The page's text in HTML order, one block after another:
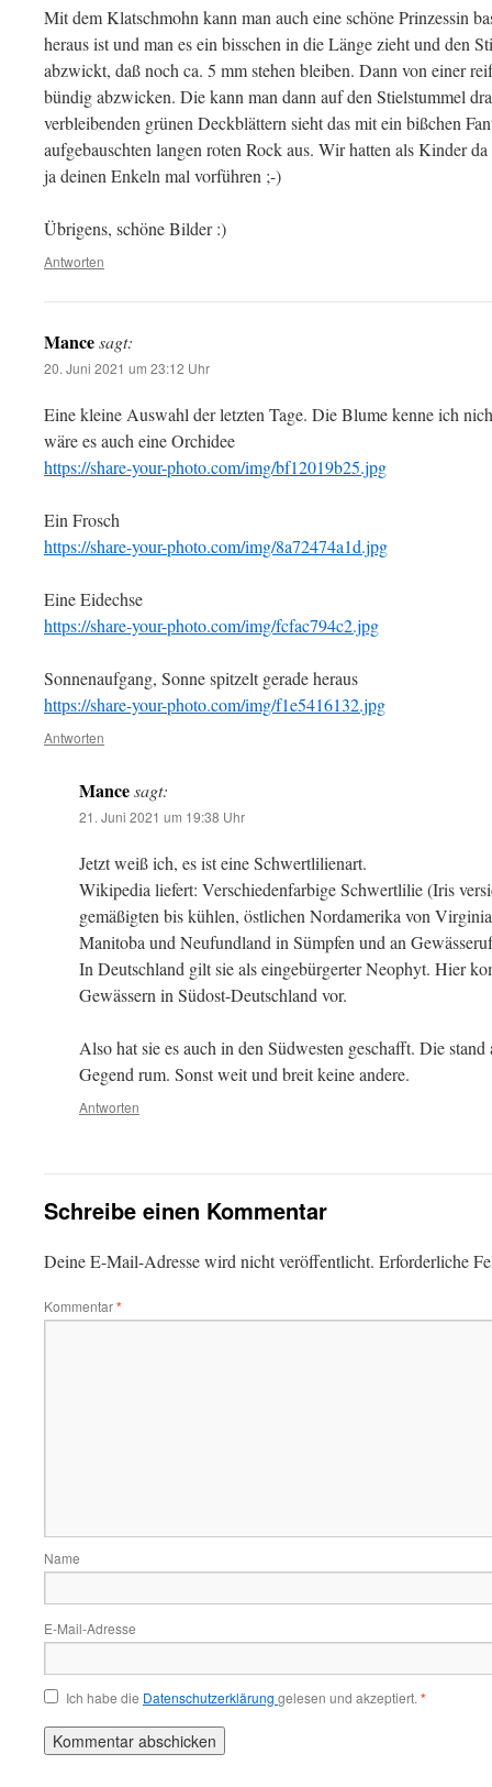
Mit dem Klatschmohn kann man auch eine schöne Prinzessin
heraus ist und man es ein bisschen in die Länge zieht und den
abzwickt, daß noch ca. 5 mm stehen bleiben. Dann von einer
bündig abzwicken. Die kann man dann auf den Stielstummel
verbleibenden grünen Deckblättern sieht das mit ein bißchen
aufgebauschten langen roten Rock aus. Wir hatten als Kinder
ja deinen Enkeln mal vorführen ;-)
Übrigens, schöne Bilder :)
Antworten
Mancesagt:
20. Juni 2021 um 23:12 Uhr
Eine kleine Auswahl der letzten Tage. Die Blume kenne ich
wäre es auch eine Orchidee
https://share-your-photo.com/img/bf12019b25.jpg
Ein Frosch
https://share-your-photo.com/img/8a72474a1d.jpg
Eine Eidechse
https://share-your-photo.com/img/fcfac794c2.jpg
Sonnenaufgang, Sonne spitzelt gerade heraus
https://share-your-photo.com/img/f1e5416132.jpg
Antworten
Mancesagt:
21. Juni 2021 um 19:38 Uhr
Jetzt weiß ich, es ist eine Schwertlilienart.
Wikipedia liefert: Verschiedenfarbige Schwertlilie (Iris
gemäßigten bis kühlen, östlichen Nordamerika von
Manitoba und Neufundland in Sümpfen und an
In Deutschland gilt sie als eingebürgerter Neophyt. Hier
Gewässern in Südost-Deutschland vor.
Also hat sie es auch in den Südwesten geschafft. Die
Gegend rum. Sonst weit und breit keine andere.
Antworten
Schreibe einen Kommentar
Deine E-Mail-Adresse wird nicht veröffentlicht. Erforderliche
Kommentar*
Name
E-Mail-Adresse
Ich habe die Datenschutzerklärung gelesen und akzeptiert. *